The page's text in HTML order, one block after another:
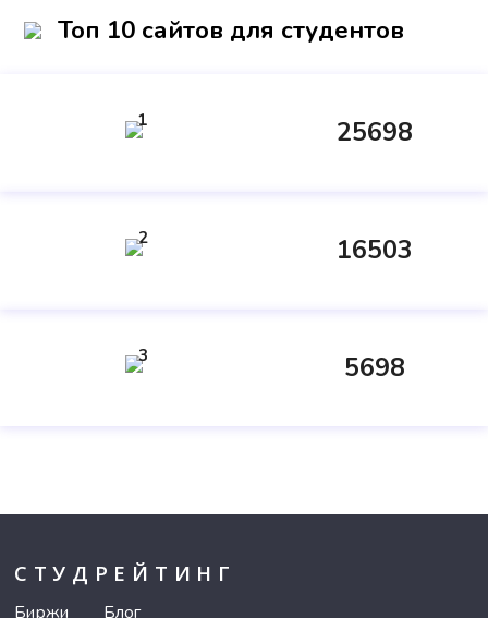
Топ 10 сайтов для студентов
1 25698
2 16503
3 5698
СТУДРЕЙТИНГ
Биржи Блог